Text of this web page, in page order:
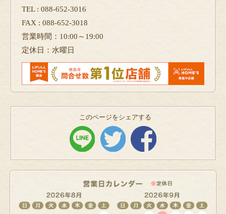
TEL : 088-652-3016
FAX : 088-652-3018
営業時間：10:00～19:00
定休日：水曜日
このページをシェアする